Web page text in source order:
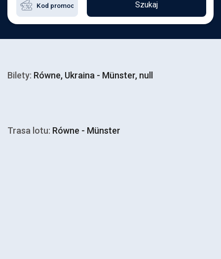
Szukaj
Bilety: Równe, Ukraina - Münster, null
Trasa lotu: Równe - Münster